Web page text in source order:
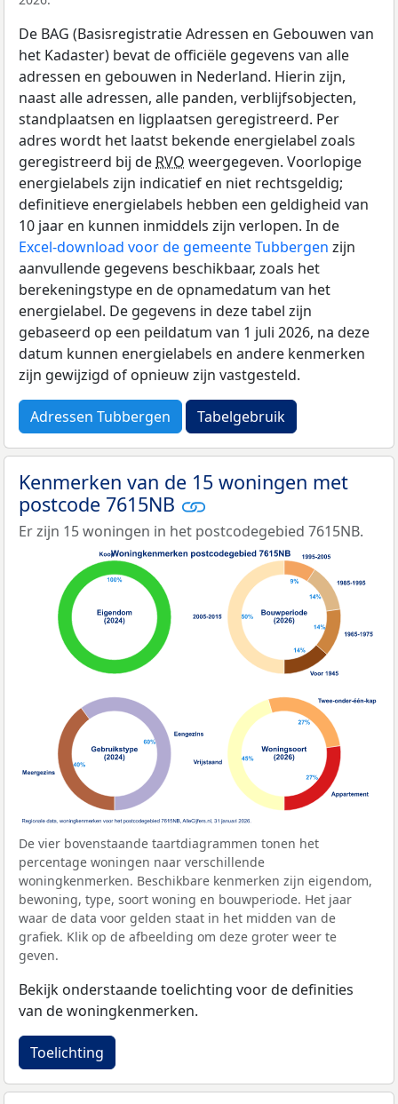
De BAG (Basisregistratie Adressen en Gebouwen van
het Kadaster) bevat de officiële gegevens van alle
adressen en gebouwen in Nederland. Hierin zijn,
naast alle adressen, alle panden, verblijfsobjecten,
standplaatsen en ligplaatsen geregistreerd. Per
adres wordt het laatst bekende energielabel zoals
geregistreerd bij de RVO weergegeven. Voorlopige
energielabels zijn indicatief en niet rechtsgeldig;
definitieve energielabels hebben een geldigheid van
10 jaar en kunnen inmiddels zijn verlopen. In de
Excel-download voor de gemeente Tubbergen zijn
aanvullende gegevens beschikbaar, zoals het
berekeningstype en de opnamedatum van het
energielabel. De gegevens in deze tabel zijn
gebaseerd op een peildatum van 1 juli 2026, na deze
datum kunnen energielabels en andere kenmerken
zijn gewijzigd of opnieuw zijn vastgesteld.
Adressen Tubbergen Tabelgebruik
Kenmerken van de 15 woningen met
postcode 7615NB
Er zijn 15 woningen in het postcodegebied 7615NB.
De vier bovenstaande taartdiagrammen tonen het
percentage woningen naar verschillende
woningkenmerken. Beschikbare kenmerken zijn eigendom,
bewoning, type, soort woning en bouwperiode. Het jaar
waar de data voor gelden staat in het midden van de
grafiek. Klik op de afbeelding om deze groter weer te
geven.
Bekijk onderstaande toelichting voor de definities
van de woningkenmerken.
Toelichting